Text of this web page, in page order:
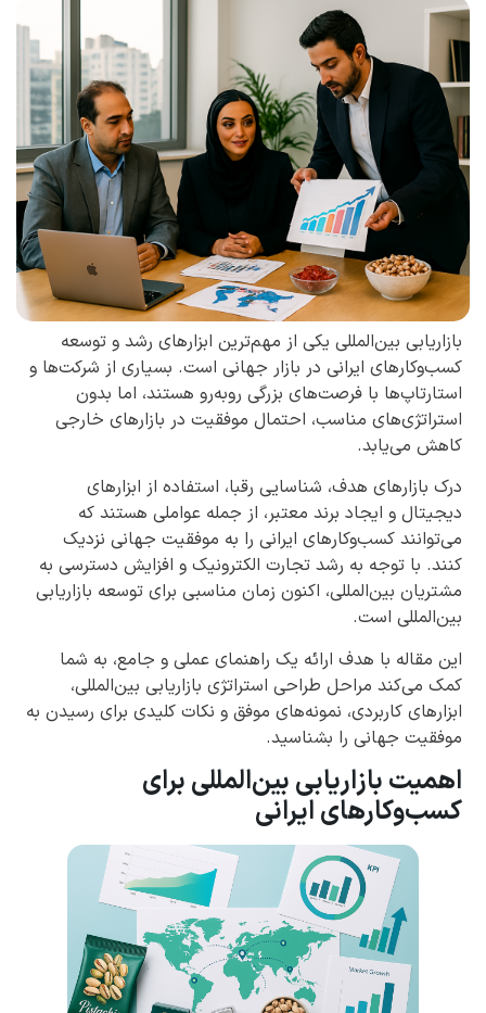
بازاریابی بین‌المللی یکی از مهم‌ترین ابزارهای رشد و توسعه
کسب‌وکارهای ایرانی در بازار جهانی است. بسیاری از شرکت‌ها و
استارتاپ‌ها با فرصت‌های بزرگی روبه‌رو هستند، اما بدون
استراتژی‌های مناسب، احتمال موفقیت در بازارهای خارجی
کاهش می‌یابد.
درک بازارهای هدف، شناسایی رقبا، استفاده از ابزارهای
دیجیتال و ایجاد برند معتبر، از جمله عواملی هستند که
می‌توانند کسب‌وکارهای ایرانی را به موفقیت جهانی نزدیک
کنند. با توجه به رشد تجارت الکترونیک و افزایش دسترسی به
مشتریان بین‌المللی، اکنون زمان مناسبی برای توسعه بازاریابی
بین‌المللی است.
این مقاله با هدف ارائه یک راهنمای عملی و جامع، به شما
کمک می‌کند مراحل طراحی استراتژی بازاریابی بین‌المللی،
ابزارهای کاربردی، نمونه‌های موفق و نکات کلیدی برای رسیدن به
موفقیت جهانی را بشناسید.
اهمیت بازاریابی بین‌المللی برای
کسب‌وکارهای ایرانی